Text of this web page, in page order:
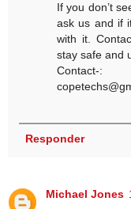
If you don’t
ask us and if
with it.
stay safe and
Contact-:
Responder
Michael Jones